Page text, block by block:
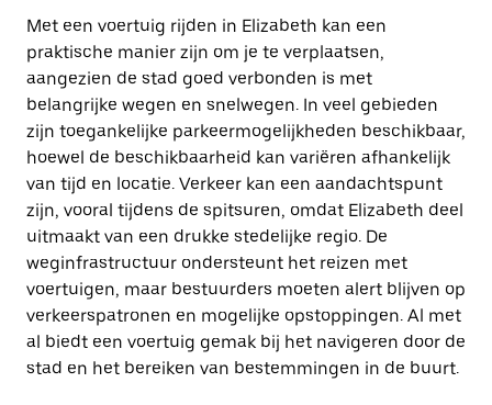
Met een voertuig rijden in Elizabeth kan een
praktische manier zijn om je te verplaatsen,
aangezien de stad goed verbonden is met
belangrijke wegen en snelwegen. In veel gebieden
zijn toegankelijke parkeermogelijkheden beschikbaar,
hoewel de beschikbaarheid kan variëren afhankelijk
van tijd en locatie. Verkeer kan een aandachtspunt
zijn, vooral tijdens de spitsuren, omdat Elizabeth deel
uitmaakt van een drukke stedelijke regio. De
weginfrastructuur ondersteunt het reizen met
voertuigen, maar bestuurders moeten alert blijven op
verkeerspatronen en mogelijke opstoppingen. Al met
al biedt een voertuig gemak bij het navigeren door de
stad en het bereiken van bestemmingen in de buurt.